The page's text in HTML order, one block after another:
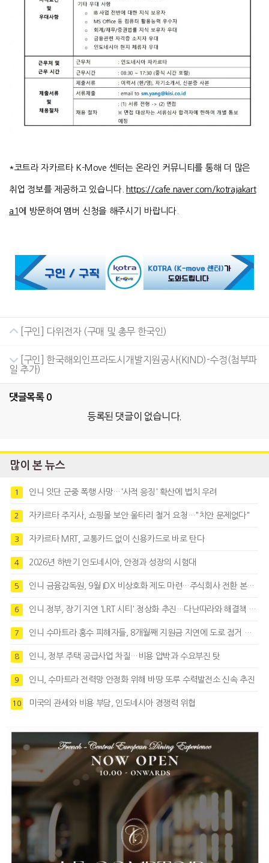
*코트라 자카르타 K-Move 센터는 온라인 커뮤니티를 통해 더 많은
취업 정보를 제공하고 있습니다. https://cafe.naver.com/kotrajakart
a1 에 방문하여 멤버 신청을 해주시기 바랍니다.
[구인] 다위전자 (구매 및 총무 한국인)
[구인] 한국해외인프라도시개발지원공사(KIND)-수정(첨부파
일 추가)
댓글목록 0
등록된 댓글이 없습니다.
많이 본 뉴스
1 인니 잇단 군중 폭행 사망…'사적 응징' 확산에 법치 우려
2 자카르타 주지사, 쇼핑몰 보안 울타리 철거 요청…"치안 문제없다"
3 자카르타 MRT, 교통카드 없이 신용카드로 바로 탄다
4 2026년 하반기 인도네시아, 안정과 성장의 시험대
5 인니 금융감독원, 9월 IDX 비상호화 제도 마련…주식회사 전환 본격화
6 인니 정부, 장기 지연 'LRT 시티' 정상화 추진…다난따라와 해결책 모색
7 인니 수마트라 홍수 피해자들, 8개월째 지원금 지연에 도로 점거 시위
8 인니, 정부 주택 공급사업 차질…비용 압박과 수요부진 탓
9 인니, 수마트라 전력망 안정화 위해 바땅 또루 수력발전소 신속 추진
10 미국의 관세와 비용 부담, 인도네시아 경쟁력 위협